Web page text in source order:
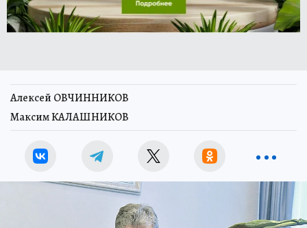
Алексей ОВЧИННИКОВ
Максим КАЛАШНИКОВ